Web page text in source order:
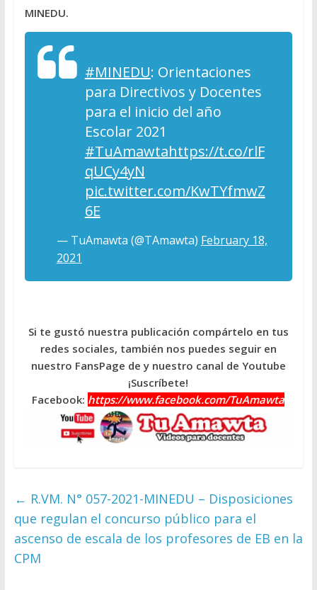
MINEDU.
#MINEDU: Orientaciones
para Directivos y Docentes
para el inicio del año
Escolar 2021
#TuAmawtahttps://t.co/rlF
qUCy4yN
pic.twitter.com/KwTYfmwZ
6E
— TuAmawta (@TAmawta) February 18,
2021
Si te gustó nuestra publicación compártelo en tus
redes sociales, también nos puedes seguir en
nuestro FansPage de y nuestro canal de Youtube
¡Suscríbete!
Facebook: https://www.facebook.com/TuAmawta
← R.VM. N° 057-2021-MINEDU – Disposiciones
que regulan el concurso público para el
ascenso de escala de los profesores de EB en la
CPM